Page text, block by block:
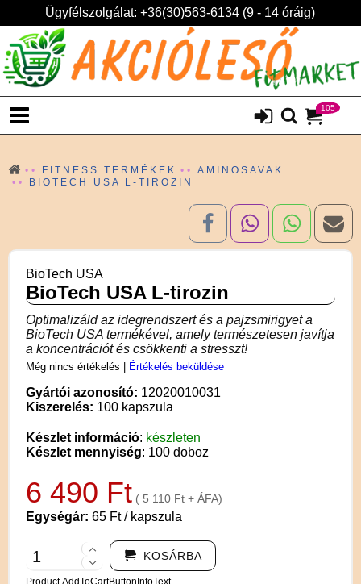
Ügyfélszolgálat: +36(30)563-6134 (9 - 14 óráig)
105
FITNESS TERMÉKEK
AMINOSAVAK
BIOTECH USA L-TIROZIN
BioTech USA
BioTech USA L-tirozin
Optimalizáld az idegrendszert és a pajzsmirigyet a
BioTech USA termékével, amely természetesen javítja
a koncentrációt és csökkenti a stresszt!
Még nincs értékelés Értékelés beküldése
Gyártói azonosító: 12020010031
Kiszerelés: 100 kapszula
Készlet információ: készleten
Készlet mennyiség: 100 doboz
6 490 Ft ( 5 110 Ft + ÁFA)
Egységár: 65 Ft / kapszula
KOSÁRBA
Product.AddToCartButtonInfoText